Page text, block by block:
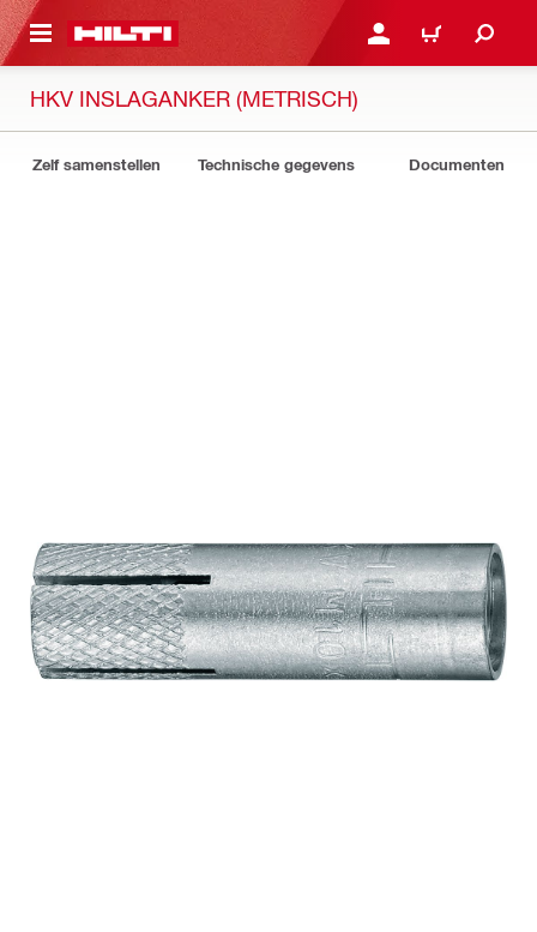
HOOFDINHOUD AANMELDEN OF
WINKELWAGEN
HKV INSLAGANKER (METRISCH)
Zelf samenstellen Technische gegevens Documenten